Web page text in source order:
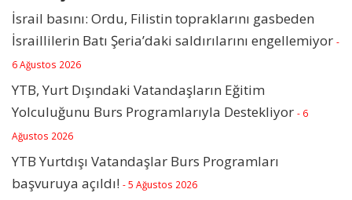
İsrail basını: Ordu, Filistin topraklarını gasbeden
İsraillilerin Batı Şeria’daki saldırılarını engellemiyor -
6 Ağustos 2026
YTB, Yurt Dışındaki Vatandaşların Eğitim
Yolculuğunu Burs Programlarıyla Destekliyor - 6
Ağustos 2026
YTB Yurtdışı Vatandaşlar Burs Programları
başvuruya açıldı! - 5 Ağustos 2026